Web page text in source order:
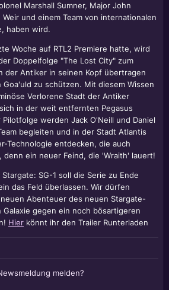
Marshall Sumner, Major John
Weir und einem Team von internationalen
haben wird.
Woche auf RTL2 Premiere hatte, wird
Doppelfolge "The Lost City" zum
der Antiker in seinen Kopf übertragen
Goa'uld zu schützen. Mit diesem Wissen
Verlorene Stadt der Antiker
in der weit entfernten Pegasus
werden Jack O'Neill und Daniel
begleiten und in der Stadt Atlantis
Technologie entdecken, die auch
ein neuer Feind, die 'Wraith' lauert!
SG-1 soll die Serie zu Ende
das Feld überlassen. Wir dürfen
Abenteuer des neuen Stargate-
Galaxie gegen ein noch bösartigeren
Hier könnt ihr den Trailer Runterladen
melden?